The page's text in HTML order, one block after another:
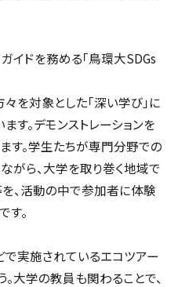
イドを務める「鳥環大SDGs
を対象とした「深い学び」に
す。デモンストレーションを
す。学生たちが専門分野での
がら、大学を取り巻く地域で
、活動の中で参加者に体験
す。
で実施されているエコツアー
大学の教員も関わることで、